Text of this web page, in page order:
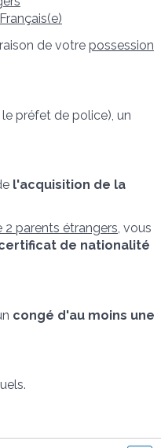
de votre possession
le préfet de police), un
l'acquisition de la
2 parents étrangers, vous
de nationalité
congé d'au moins une